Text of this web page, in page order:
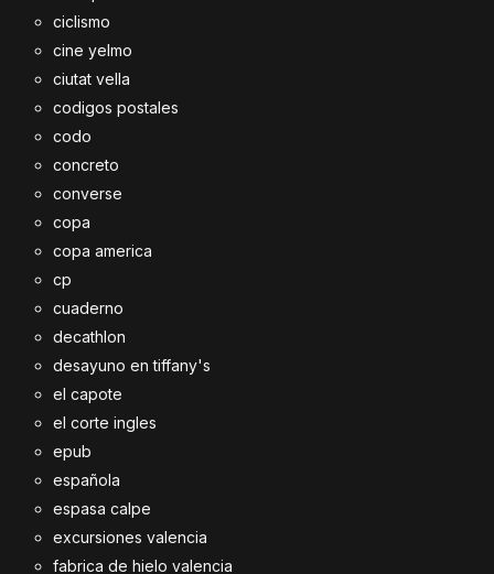
ciclismo
cine yelmo
ciutat vella
codigos postales
codo
concreto
converse
copa
copa america
cp
cuaderno
decathlon
desayuno en tiffany's
el capote
el corte ingles
epub
española
espasa calpe
excursiones valencia
fabrica de hielo valencia